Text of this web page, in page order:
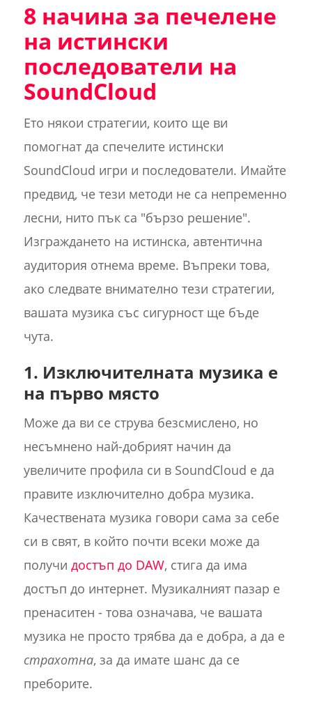
8 начина за печелене
на истински
последователи на
SoundCloud
Ето някои стратегии, които ще ви
помогнат да спечелите истински
SoundCloud игри и последователи. Имайте
предвид, че тези методи не са непременно
лесни, нито пък са "бързо решение".
Изграждането на истинска, автентична
аудитория отнема време. Въпреки това,
ако следвате внимателно тези стратегии,
вашата музика със сигурност ще бъде
чута.
1. Изключителната музика е
на първо място
Може да ви се струва безсмислено, но
несъмнено най-добрият начин да
увеличите профила си в SoundCloud е да
правите изключително добра музика.
Качествената музика говори сама за себе
си в свят, в който почти всеки може да
получи достъп до DAW, стига да има
достъп до интернет. Музикалният пазар е
пренаситен - това означава, че вашата
музика не просто трябва да е добра, а да е
страхотна, за да имате шанс да се
преборите.